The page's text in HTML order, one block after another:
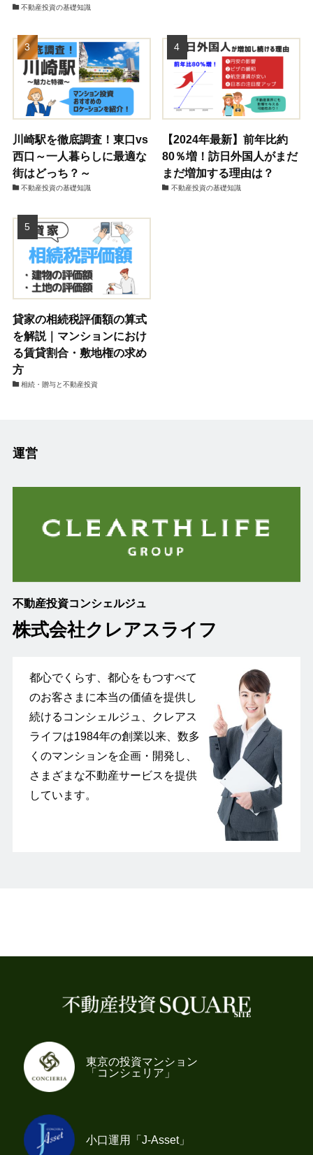
不動産投資の基礎知識
川崎駅を徹底調査！東口vs
西口～一人暮らしに最適な
街はどっち？～
不動産投資の基礎知識
【2024年最新】前年比約
80％増！訪日外国人がまだ
まだ増加する理由は？
不動産投資の基礎知識
貸家の相続税評価額の算式
を解説｜マンションにおけ
る賃貸割合・敷地権の求め
方
相続・贈与と不動産投資
運営
不動産投資コンシェルジュ
株式会社クレアスライフ
都心でくらす、都心をもつすべて
のお客さまに本当の価値を提供し
続けるコンシェルジュ、クレアス
ライフは1984年の創業以来、数多
くのマンションを企画・開発し、
さまざまな不動産サービスを提供
しています。
東京の投資マンション
「コンシェリア」
小口運用「J-Asset」